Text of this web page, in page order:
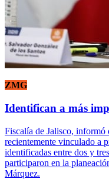
ZMG
Identifican a más
Fiscalía de Jalisco,
recientemente vinculado a
identificadas entre dos y
participaron en la
Márquez.